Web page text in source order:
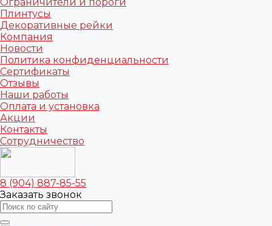
Плинтусы
Декоративные рейки
Компания
Новости
Политика конфиденциальности
Сертификаты
Отзывы
Наши работы
Оплата и установка
Акции
Контакты
Сотрудничество
8 (904) 887-85-55
Заказать звонок